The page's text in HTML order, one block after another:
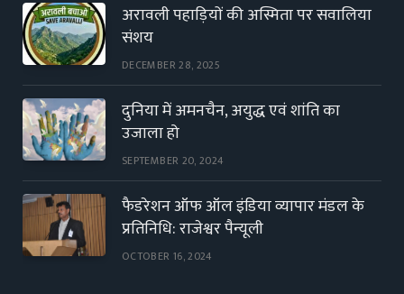
अरावली पहाड़ियों की अस्मिता पर सवालिया
संशय
DECEMBER 28, 2025
दुनिया में अमनचैन, अयुद्ध एवं शांति का
उजाला हो
SEPTEMBER 20, 2024
फैडरेशन ऑफ ऑल इंडिया व्यापार मंडल के
प्रतिनिधि: राजेश्वर पैन्यूली
OCTOBER 16, 2024